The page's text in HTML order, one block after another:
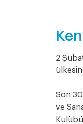
2
Son 30
ve